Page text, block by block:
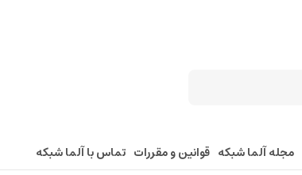
مجله آلما شبکه قوانین و مقررات تماس با آلما شبکه